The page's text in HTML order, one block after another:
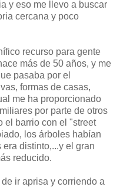
y eso me llevo a buscar
cercana y poco
recurso para gente
más de 50 años, y me
pasaba por el
formas de casas,
me ha proporcionado
por parte de otros
el barrio con el "street
los árboles habían
distinto,...y el gran
reducido.
ir aprisa y corriendo a